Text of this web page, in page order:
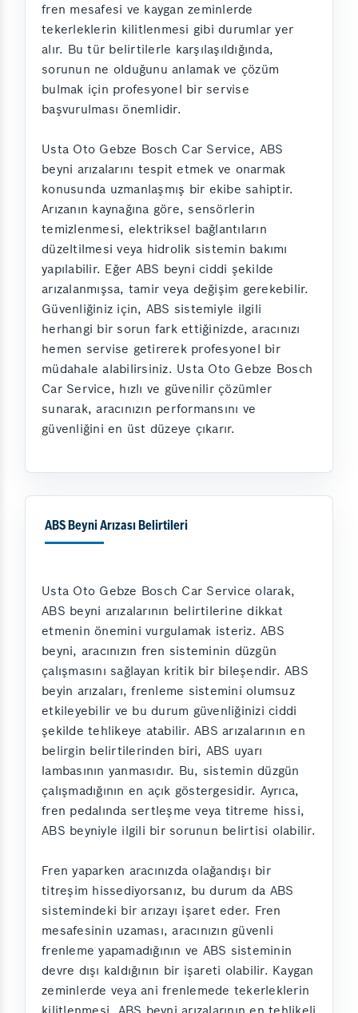
fren mesafesi ve kaygan zeminlerde
tekerleklerin kilitlenmesi gibi durumlar yer
alır. Bu tür belirtilerle karşılaşıldığında,
sorunun ne olduğunu anlamak ve çözüm
bulmak için profesyonel bir servise
başvurulması önemlidir.
Usta Oto Gebze Bosch Car Service, ABS
beyni arızalarını tespit etmek ve onarmak
konusunda uzmanlaşmış bir ekibe sahiptir.
Arızanın kaynağına göre, sensörlerin
temizlenmesi, elektriksel bağlantıların
düzeltilmesi veya hidrolik sistemin bakımı
yapılabilir. Eğer ABS beyni ciddi şekilde
arızalanmışsa, tamir veya değişim gerekebilir.
Güvenliğiniz için, ABS sistemiyle ilgili
herhangi bir sorun fark ettiğinizde, aracınızı
hemen servise getirerek profesyonel bir
müdahale alabilirsiniz. Usta Oto Gebze Bosch
Car Service, hızlı ve güvenilir çözümler
sunarak, aracınızın performansını ve
güvenliğini en üst düzeye çıkarır.
ABS Beyni Arızası Belirtileri
Usta Oto Gebze Bosch Car Service olarak,
ABS beyni arızalarının belirtilerine dikkat
etmenin önemini vurgulamak isteriz. ABS
beyni, aracınızın fren sisteminin düzgün
çalışmasını sağlayan kritik bir bileşendir. ABS
beyin arızaları, frenleme sistemini olumsuz
etkileyebilir ve bu durum güvenliğinizi ciddi
şekilde tehlikeye atabilir. ABS arızalarının en
belirgin belirtilerinden biri, ABS uyarı
lambasının yanmasıdır. Bu, sistemin düzgün
çalışmadığının en açık göstergesidir. Ayrıca,
fren pedalında sertleşme veya titreme hissi,
ABS beyniyle ilgili bir sorunun belirtisi olabilir.
Fren yaparken aracınızda olağandışı bir
titreşim hissediyorsanız, bu durum da ABS
sistemindeki bir arızayı işaret eder. Fren
mesafesinin uzaması, aracınızın güvenli
frenleme yapamadığının ve ABS sisteminin
devre dışı kaldığının bir işareti olabilir. Kaygan
zeminlerde veya ani frenlemede tekerleklerin